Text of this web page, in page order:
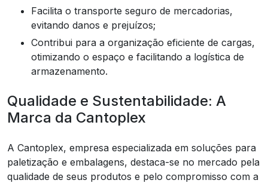
Facilita o transporte seguro de mercadorias,
evitando danos e prejuízos;
Contribui para a organização eficiente de cargas,
otimizando o espaço e facilitando a logística de
armazenamento.
Qualidade e Sustentabilidade: A
Marca da Cantoplex
A Cantoplex, empresa especializada em soluções para
paletização e embalagens, destaca-se no mercado pela
qualidade de seus produtos e pelo compromisso com a